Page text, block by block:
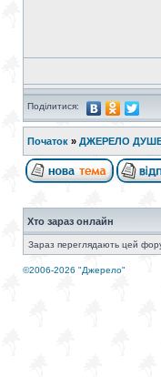
Поділитися:
Початок » ДЖЕРЕЛО
Хто зараз онлайн
Зараз переглядають цей
©2006-2026 "Джерело"